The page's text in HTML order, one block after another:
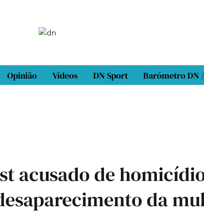
Opinião Vídeos DN Sport Barómetro DN
acusado de
da